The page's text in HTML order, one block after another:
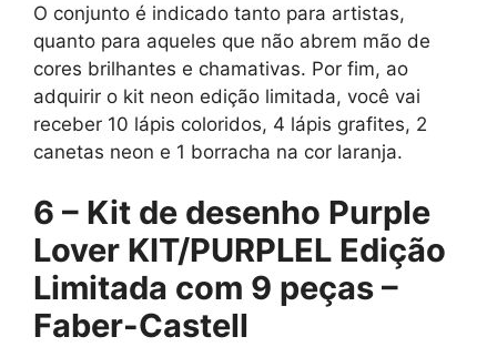
O conjunto é indicado tanto para artistas,
quanto para aqueles que não abrem mão de
cores brilhantes e chamativas. Por fim, ao
adquirir o kit neon edição limitada, você vai
receber 10 lápis coloridos, 4 lápis grafites, 2
canetas neon e 1 borracha na cor laranja.
6 – Kit de desenho Purple
Lover KIT/PURPLEL Edição
Limitada com 9 peças –
Faber-Castell